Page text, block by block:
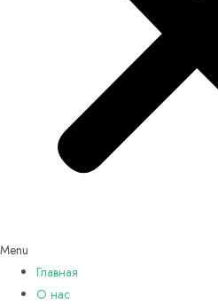
Menu
Главная
О нас